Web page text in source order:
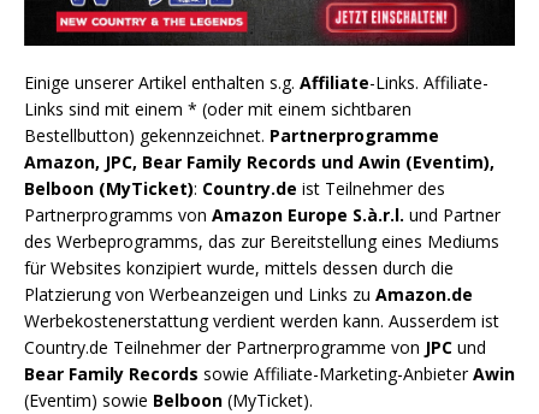
Einige unserer Artikel enthalten s.g. Affiliate-Links. Affiliate-
Links sind mit einem * (oder mit einem sichtbaren
Bestellbutton) gekennzeichnet. Partnerprogramme
Amazon, JPC, Bear Family Records und Awin (Eventim),
Belboon (MyTicket): Country.de ist Teilnehmer des
Partnerprogramms von Amazon Europe S.à.r.l. und Partner
des Werbeprogramms, das zur Bereitstellung eines Mediums
für Websites konzipiert wurde, mittels dessen durch die
Platzierung von Werbeanzeigen und Links zu Amazon.de
Werbekostenerstattung verdient werden kann. Ausserdem ist
Country.de Teilnehmer der Partnerprogramme von JPC und
Bear Family Records sowie Affiliate-Marketing-AnbieterAwin
(Eventim) sowie Belboon (MyTicket).